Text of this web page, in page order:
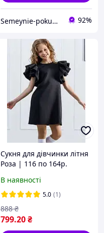
Semeynie-pokupki 92%
Сукня для дівчинки літня
Роза | 116 по 164р.
В наявності
5.0 (1)
799.20₴
888 ₴